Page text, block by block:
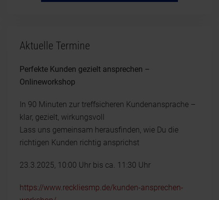
Aktuelle Termine
Perfekte Kunden gezielt ansprechen –
Onlineworkshop
In 90 Minuten zur treffsicheren Kundenansprache –
klar, gezielt, wirkungsvoll
Lass uns gemeinsam herausfinden, wie Du die
richtigen Kunden richtig ansprichst
23.3.2025, 10:00 Uhr bis ca. 11:30 Uhr
https://www.reckliesmp.de/kunden-ansprechen-